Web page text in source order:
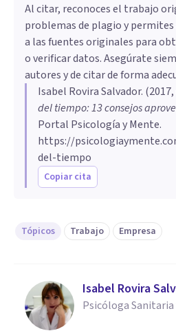
Al citar, reconoces el trabajo
problemas de plagio y
a las fuentes originales para
o verificar datos. Asegúrate
autores y de citar de forma
Isabel Rovira Salvador. (
del tiempo: 13 consejos
Portal Psicología y Mente.
https://
del-tiempo
Copiar cita
Tópicos Trabajo Empresa
Isabel Rovira
Psicóloga Sanitaria